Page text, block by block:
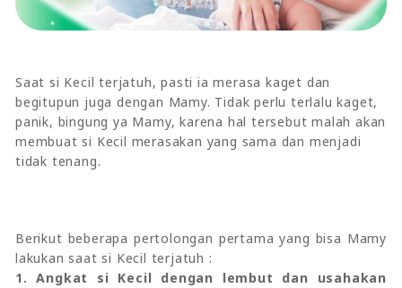
Saat si Kecil terjatuh, pasti ia merasa kaget dan
begitupun juga dengan Mamy. Tidak perlu terlalu kaget,
panik, bingung ya Mamy, karena hal tersebut malah akan
membuat si Kecil merasakan yang sama dan menjadi
tidak tenang.
Berikut beberapa pertolongan pertama yang bisa Mamy
lakukan saat si Kecil terjatuh :
1. Angkat si Kecil dengan lembut dan usahakan